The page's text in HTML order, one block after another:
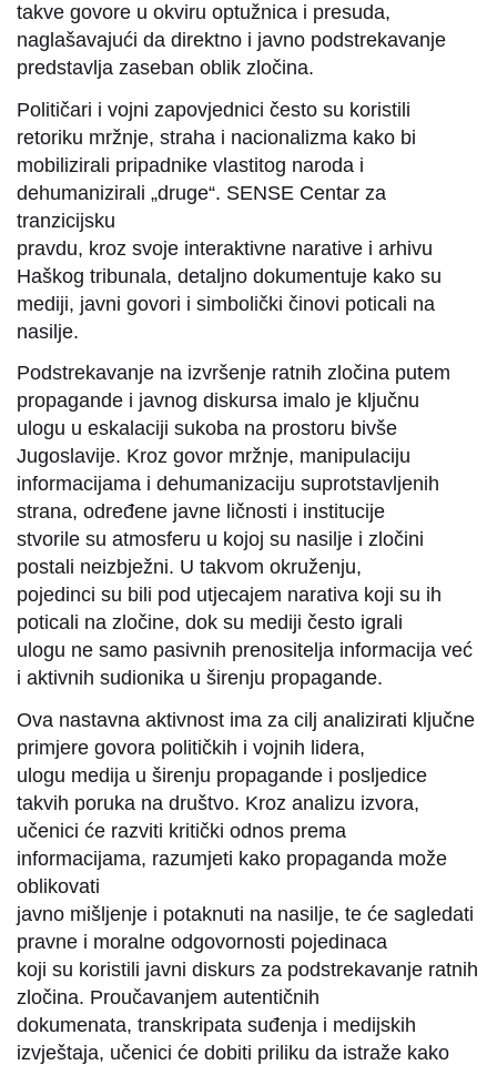
takve govore u okviru optužnica i presuda,
naglašavajući da direktno i javno podstrekavanje
predstavlja zaseban oblik zločina.
Političari i vojni zapovjednici često su koristili
retoriku mržnje, straha i nacionalizma kako bi
mobilizirali pripadnike vlastitog naroda i
dehumanizirali „druge“. SENSE Centar za
tranzicijsku
pravdu, kroz svoje interaktivne narative i arhivu
Haškog tribunala, detaljno dokumentuje kako su
mediji, javni govori i simbolički činovi poticali na
nasilje.
Podstrekavanje na izvršenje ratnih zločina putem
propagande i javnog diskursa imalo je ključnu
ulogu u eskalaciji sukoba na prostoru bivše
Jugoslavije. Kroz govor mržnje, manipulaciju
informacijama i dehumanizaciju suprotstavljenih
strana, određene javne ličnosti i institucije
stvorile su atmosferu u kojoj su nasilje i zločini
postali neizbježni. U takvom okruženju,
pojedinci su bili pod utjecajem narativa koji su ih
poticali na zločine, dok su mediji često igrali
ulogu ne samo pasivnih prenositelja informacija već
i aktivnih sudionika u širenju propagande.
Ova nastavna aktivnost ima za cilj analizirati ključne
primjere govora političkih i vojnih lidera,
ulogu medija u širenju propagande i posljedice
takvih poruka na društvo. Kroz analizu izvora,
učenici će razviti kritički odnos prema
informacijama, razumjeti kako propaganda može
oblikovati
javno mišljenje i potaknuti na nasilje, te će sagledati
pravne i moralne odgovornosti pojedinaca
koji su koristili javni diskurs za podstrekavanje ratnih
zločina. Proučavanjem autentičnih
dokumenata, transkripata suđenja i medijskih
izvještaja, učenici će dobiti priliku da istraže kako